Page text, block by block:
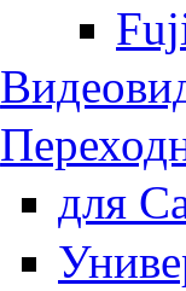
для